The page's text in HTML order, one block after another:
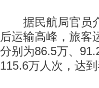
据民航局官员介
后运输高峰，旅客
分别为86.5万、
115.6万人次，达